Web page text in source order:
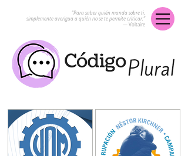
“Para saber quién manda sobre ti,
simplemente averigua a quién no se te permite criticar.”
― Voltaire